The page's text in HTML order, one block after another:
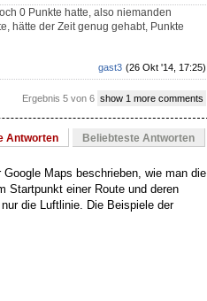
0 Punkte hatte, also niemanden
hätte der Zeit genug gehabt, Punkte
(26 Okt '14, 17:25)
gast3
Ergebnis 5 von 6 show 1 more comments
Antworten Beliebteste Antworten
Maps beschrieben, wie man die
Startpunkt einer Route und deren
die Luftlinie. Die Beispiele der